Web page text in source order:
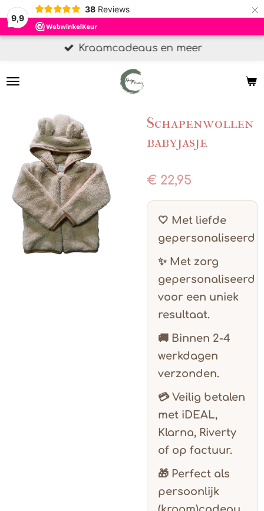
9,9
38 Reviews ×
Kraamcadeaus en meer
Schapenwollen
babyjasje
€ 22,95
🤍 Met liefde
gepersonaliseerd
✨ Met zorg
gepersonaliseerd
voor een uniek
resultaat.
🚚 Binnen 2-4
werkdagen
verzonden.
💳 Veilig betalen
met iDEAL,
Klarna, Riverty
of op factuur.
🎁 Perfect als
persoonlijk